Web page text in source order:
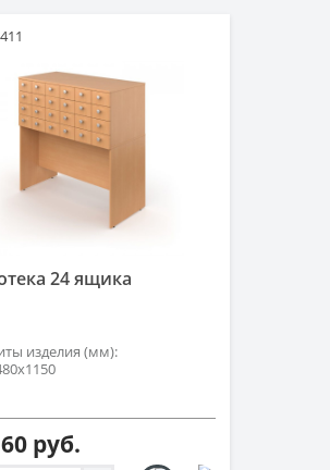
24 ящика
изделия (мм):
руб.